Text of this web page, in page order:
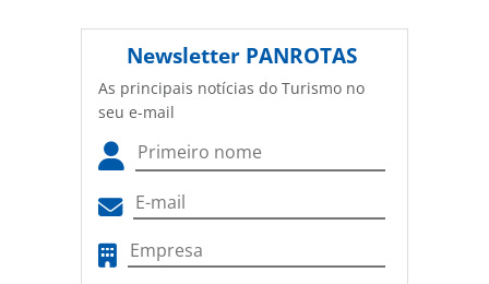
Newsletter PANROTAS
As principais notícias do Turismo no
seu e-mail